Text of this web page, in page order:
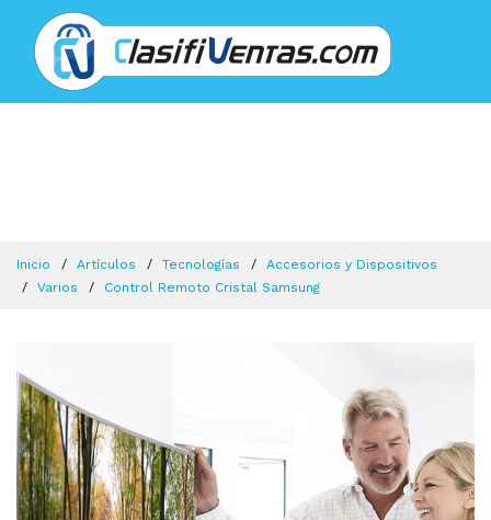
Inicio Artículos Tecnologí­as
Accesorios y Dispositivos
Varios
Control Remoto Cristal Samsung